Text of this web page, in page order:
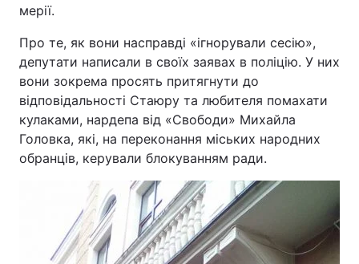
мерії.
Про те, як вони насправді «ігнорували сесію»,
депутати написали в своїх заявах в поліцію. У них
вони зокрема просять притягнути до
відповідальності Стаюру та любителя помахати
кулаками, нардепа від «Свободи» Михайла
Головка, які, на переконання міських народних
обранців, керували блокуванням ради.